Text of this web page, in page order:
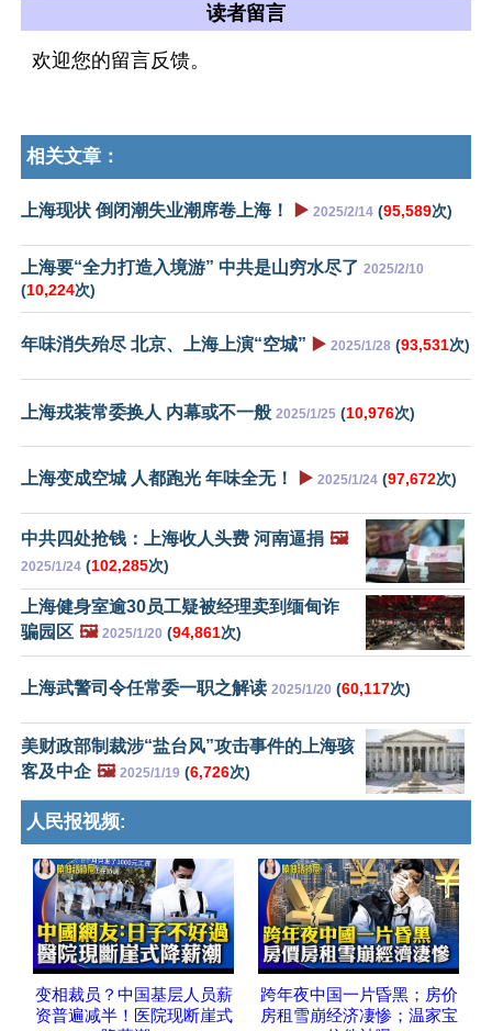
读者留言
欢迎您的留言反馈。
相关文章：
上海现状 倒闭潮失业潮席卷上海！ ▶️ 2025/2/14 (95,589次)
上海要“全力打造入境游” 中共是山穷水尽了 2025/2/10
(10,224次)
年味消失殆尽 北京、上海上演“空城” ▶️ 2025/1/28 (93,531次)
上海戎装常委换人 内幕或不一般 2025/1/25 (10,976次)
上海变成空城 人都跑光 年味全无！ ▶️ 2025/1/24 (97,672次)
中共四处抢钱：上海收人头费 河南逼捐 🖼️
2025/1/24 (102,285次)
上海健身室逾30员工疑被经理卖到缅甸诈
骗园区 🖼️ 2025/1/20 (94,861次)
上海武警司令任常委一职之解读 2025/1/20 (60,117次)
美财政部制裁涉“盐台风”攻击事件的上海骇
客及中企 🖼️ 2025/1/19 (6,726次)
人民报视频:
变相裁员？中国基层人员薪
资普遍减半！医院现断崖式
跨年夜中国一片昏黑；房价
房租雪崩经济凄惨；温家宝